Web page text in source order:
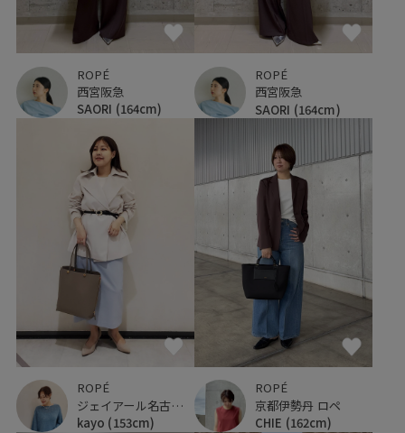
ROPÉ
西宮阪急
SAORI (164cm)
ROPÉ
西宮阪急
SAORI (164cm)
ROPÉ
ジェイアール名古屋タカシマヤ
kayo (153cm)
ROPÉ
京都伊勢丹 ロペ
CHIE (162cm)